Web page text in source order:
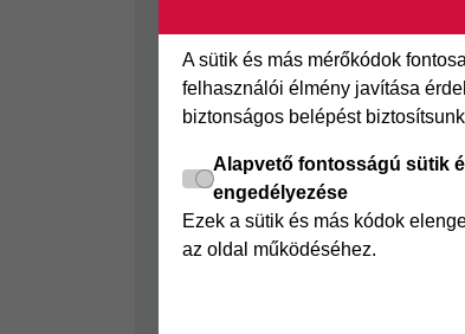
A sütik és más mérőkódok
felhasználói élmény javítása
biztonságos belépést
Alapvető fontosságú sütik
engedélyezése
Ezek a sütik és más kódok
az oldal működéséhez.
Segédletek
Rólunk
GYIK
Sajtószoba
Nyilvánosságra hozatal